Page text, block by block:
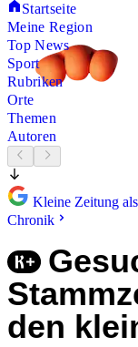
Startseite
Meine Region
Top News
Sport
Rubriken
Orte
Themen
Autoren
Kleine Zeitung
Chronik
den